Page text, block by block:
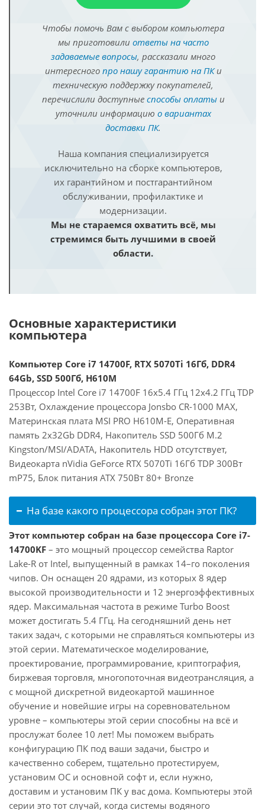
Чтобы помочь Вам с выбором компьютера
мы приготовили ответы на часто
задаваемые вопросы, рассказали много
интересного про нашу гарантию на ПКи
техническую поддержку покупателей,
перечислили доступные способы оплатыи
уточнили информацию о вариантах
доставки ПК.
Наша компания специализируется
исключительно на сборке компьютеров,
их гарантийном и постгарантийном
обслуживании, профилактике и
модернизации.
Мы не стараемся охватить всё, мы
стремимся быть лучшими в своей
области.
Основные характеристики
компьютера
Компьютер Core i7 14700F, RTX 5070Ti 16Гб, DDR4
64Gb, SSD 500Гб, H610M
Процессор Intel Core i7 14700F 16x5.4 ГГц 12x4.2 ГГц TDP
253Вт, Охлаждение процессора Jonsbo CR-1000 MAX,
Материнская плата MSI PRO H610M-E, Оперативная
память 2x32Gb DDR4, Накопитель SSD 500Гб M.2
Kingston/MSI/ADATA, Накопитель HDD отсутствует,
Видеокарта nVidia GeForce RTX 5070Ti 16Гб TDP 300Вт
mP75, Блок питания ATX 750Вт 80+ Bronze
На базе какого процессора собран этот ПК?
Этот компьютер собран на базе процессора Core i7-
14700KF – это мощный процессор семейства Raptor
Lake-R от Intel, выпущенный в рамках 14–го поколения
чипов. Он оснащен 20 ядрами, из которых 8 ядер
высокой производительности и 12 энергоэффективных
ядер. Максимальная частота в режиме Turbo Boost
может достигать 5.4 ГГц. На сегодняшний день нет
таких задач, с которыми не справляться компьютеры из
этой серии. Математическое моделирование,
проектирование, программирование, криптография,
биржевая торговля, многопоточная видеотрансляция, а
с мощной дискретной видеокартой машинное
обучение и новейшие игры на соревновательном
уровне – компьютеры этой серии способны на всё и
прослужат более 10 лет! Мы поможем выбрать
конфигурацию ПК под ваши задачи, быстро и
качественно соберем, тщательно протестируем,
установим ОС и основной софт и, если нужно,
доставим и установим ПК у вас дома. Компьютеры этой
серии это тот случай, когда системы водяного